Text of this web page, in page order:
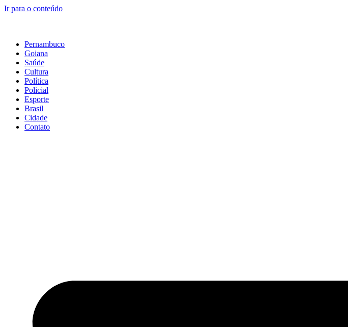
Ir para o conteúdo
Pernambuco
Goiana
Saúde
Cultura
Política
Policial
Esporte
Brasil
Cidade
Contato